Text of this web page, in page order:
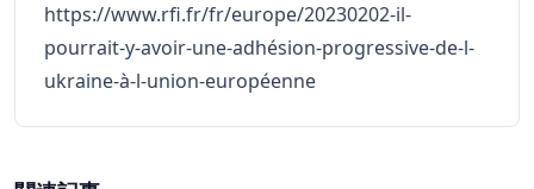
https://www.rfi.fr/fr/europe/20230202-il-
pourrait-y-avoir-une-adhésion-progressive-de-l-
ukraine-à-l-union-européenne